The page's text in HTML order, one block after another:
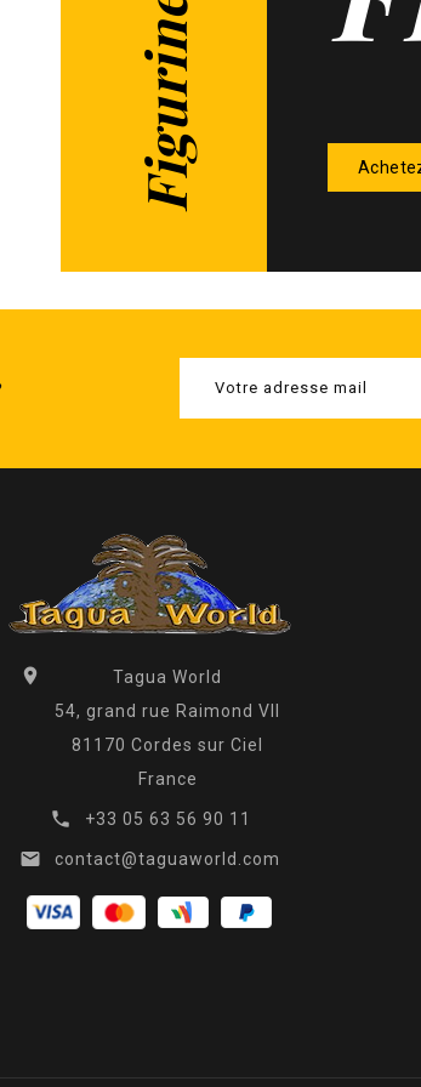

Tagua World
54, grand rue Raimond VII
81170 Cordes sur Ciel
France
 +33 05 63 56 90 11
 contact@taguaworld.com